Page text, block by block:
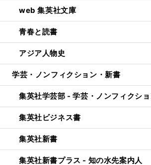
web 集英社文庫
青春と読書
アジア人物史
学芸・ノンフィクション・新書
集英社学芸部 - 学芸・ノンフィクシ
集英社ビジネス書
集英社新書
集英社新書プラス - 知の水先案内人